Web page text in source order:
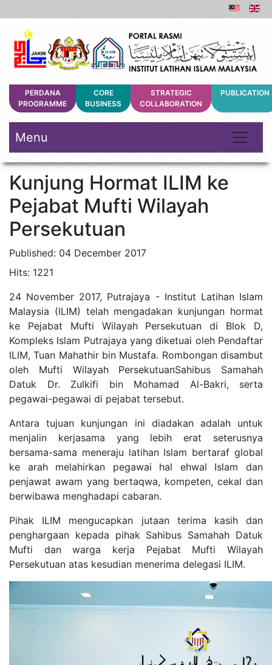
PERDANA
PROGRAMME
CORE
BUSINESS
STRATEGIC
COLLABORATION
PUBLICATION
Menu
Kunjung Hormat ILIM ke
Pejabat Mufti Wilayah
Persekutuan
Published: 04 December 2017
Hits: 1221
24 November 2017, Putrajaya - Institut Latihan Islam
Malaysia (ILIM) telah mengadakan kunjungan hormat
ke Pejabat Mufti Wilayah Persekutuan di Blok D,
Kompleks Islam Putrajaya yang diketuai oleh Pendaftar
ILIM, Tuan Mahathir bin Mustafa. Rombongan disambut
oleh Mufti Wilayah PersekutuanSahibus Samahah
Datuk Dr. Zulkifi bin Mohamad Al-Bakri, serta
pegawai-pegawai di pejabat tersebut.
Antara tujuan kunjungan ini diadakan adalah untuk
menjalin kerjasama yang lebih erat seterusnya
bersama-sama meneraju latihan Islam bertaraf global
ke arah melahirkan pegawai hal ehwal Islam dan
penjawat awam yang bertaqwa, kompeten, cekal dan
berwibawa menghadapi cabaran.
Pihak ILIM mengucapkan jutaan terima kasih dan
penghargaan kepada pihak Sahibus Samahah Datuk
Mufti dan warga kerja Pejabat Mufti Wilayah
Persekutuan atas kesudian menerima delegasi ILIM.